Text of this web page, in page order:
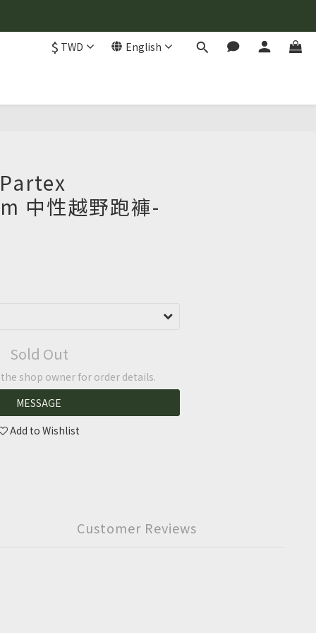
$ TWD English
中性越野跑褲-
Sold Out
the shop owner for order details.
MESSAGE
Add to Wishlist
Customer Reviews